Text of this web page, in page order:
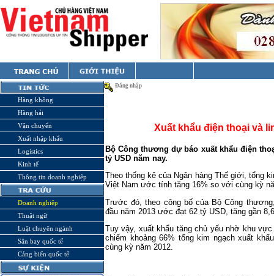
Hàng không
Hàng hải
Vận chuyển
Xuất nhập khẩu
Logistics
Kinh tế
Thông tin doanh nghiệp
Doanh nghiệp
Thuật ngữ
Luật chuyên ngành
Sân bay quốc tế
Cảng biển quốc tế
Đăng nhập
Xuất khẩu điện thoại và
Bộ Công thương dự báo xuất khẩu điện
tỷ USD năm nay.
Theo thống kê của Ngân hàng Thế giới, tổng
Việt Nam ước tính tăng 16% so với cùng kỳ
Trước đó, theo công bố của Bộ Công
đầu năm 2013 ước đạt 62 tỷ USD, tăng gần
Tuy vậy, xuất khẩu tăng chủ yếu nhờ khu
chiếm khoảng 66% tổng kim ngạch xuất
cùng kỳ năm 2012.